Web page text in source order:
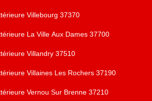
Villebourg 37370
La Ville Aux Dames 37700
Villandry 37510
Villaines Les Rochers 37190
Vernou Sur Brenne 37210